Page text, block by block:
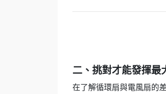
二、挑對才能發揮最
在了解循環扇與電風扇的